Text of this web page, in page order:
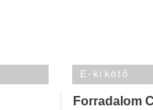
E-kikötő
Forradalom